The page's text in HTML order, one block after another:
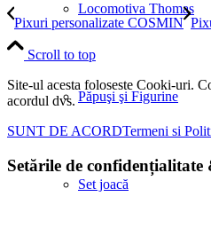
Locomotiva Thomas
Păpuşi şi Figurine
Set joacă
Pixuri personalizate COSMIN
Scroll to top
Site-ul acesta foloseste Cooki-uri.
acordul dvs.
SUNT DE ACORDTermeni si
Setările de confidențialitate